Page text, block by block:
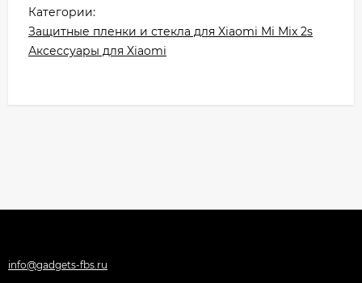
Категории:
Защитные пленки и стекла для Xiaomi Mi Mix 2s
Аксессуары для Xiaomi
info@gadgets-fbs.ru